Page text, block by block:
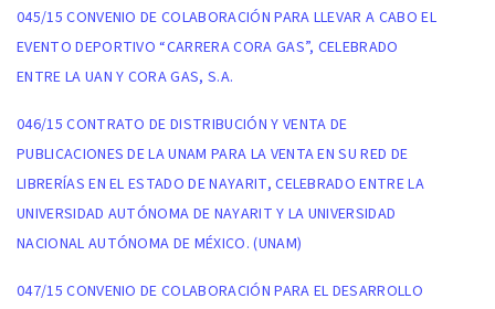
045/15 CONVENIO DE COLABORACIÓN PARA LLEVAR A CABO EL
EVENTO DEPORTIVO “CARRERA CORA GAS”, CELEBRADO
ENTRE LA UAN Y CORA GAS, S.A.
046/15 CONTRATO DE DISTRIBUCIÓN Y VENTA DE
PUBLICACIONES DE LA UNAM PARA LA VENTA EN SU RED DE
LIBRERÍAS EN EL ESTADO DE NAYARIT, CELEBRADO ENTRE LA
UNIVERSIDAD AUTÓNOMA DE NAYARIT Y LA UNIVERSIDAD
NACIONAL AUTÓNOMA DE MÉXICO. (UNAM)
047/15 CONVENIO DE COLABORACIÓN PARA EL DESARROLLO